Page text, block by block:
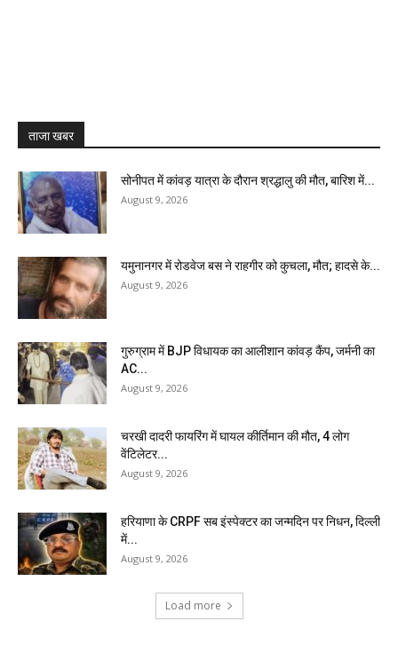
ताजा खबर
सोनीपत में कांवड़ यात्रा के दौरान श्रद्धालु की मौत, बारिश में...
August 9, 2026
यमुनानगर में रोडवेज बस ने राहगीर को कुचला, मौत; हादसे के...
August 9, 2026
गुरुग्राम में BJP विधायक का आलीशान कांवड़ कैंप, जर्मनी का
AC...
August 9, 2026
चरखी दादरी फायरिंग में घायल कीर्तिमान की मौत, 4 लोग
वेंटिलेटर...
August 9, 2026
हरियाणा के CRPF सब इंस्पेक्टर का जन्मदिन पर निधन, दिल्ली
में...
August 9, 2026
Load more